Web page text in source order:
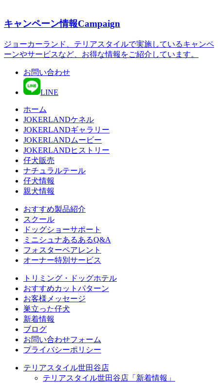
キャンペーン情報Campaign
ジョーカーランド、テリアスタイルで実施しているキャンペ
ーンやサービスなど、お得な情報をご紹介しています。
お問い合わせ
LINE
ホーム
JOKERLANDケネル
JOKERLANDギャラリー
JOKERLANDムービー
JOKERLANDヒストリー
仔犬販売
ナチュラルテール
仔犬情報
親犬情報
おすすめ製品紹介
スクール
ドッグショーサポート
ミニシュナあるあるQ&A
フォスターペアレント
オーナー特別サービス
トリミング・ドッグホテル
おすすめカットパターン
お客様メッセージ
巣立った仔犬
新着情報
ブログ
お問い合わせフォーム
プライバシーポリシー
テリアスタイル世田谷店
テリアスタイル世田谷店「新着情報」